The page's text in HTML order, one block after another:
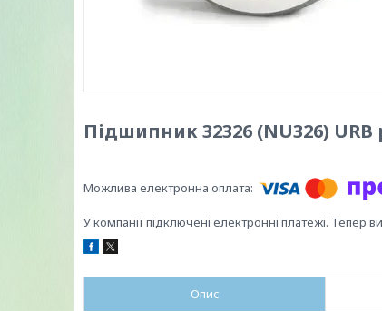
Підшипник 32326 (NU326) URB
У компанії підключені електронні платежі.
Опис